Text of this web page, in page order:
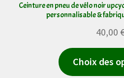
Ceinture en pneu de vélo noir
personnalisable &
40,00
Choix des